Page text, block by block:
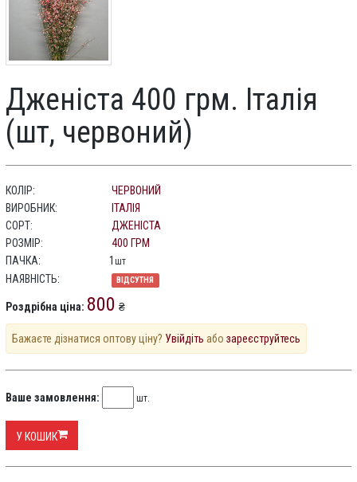
Дженіста 400 грм. Італія
(шт, червоний)
КОЛІР:
ЧЕРВОНИЙ
ВИРОБНИК:
ІТАЛІЯ
СОРТ:
ДЖЕНІСТА
РОЗМІР:
400 ГРМ
ПАЧКА:
1 шт
НАЯВНІСТЬ: ВІДСУТНЯ
Роздрібна ціна: 800 ₴
Бажаєте дізнатися оптову ціну? Увійдіть або зареєструйтесь
Ваше замовлення: шт.
У КОШИК